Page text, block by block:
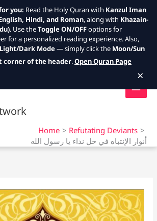
Home
Refutating Deviants
أنوار الإنتباه في حل نداء يا رسول الله
you: Read the Holy Quran with Kanzul Iman
Hindi, and Roman, along with Khazain-
. Use theToggle ON/OFFoptions for
for a personalized reading experience. Also,
Light/Dark Mode— simply click the Moon/Sun
corner of the header.Open Quran Page
×